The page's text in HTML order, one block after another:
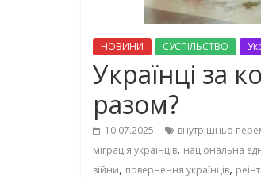
НОВИНИ СУСПІЛЬСТВО
Українці за
разом?
10.07.2025 внутрішньо
міграція українців, національна
війни, повернення українців,